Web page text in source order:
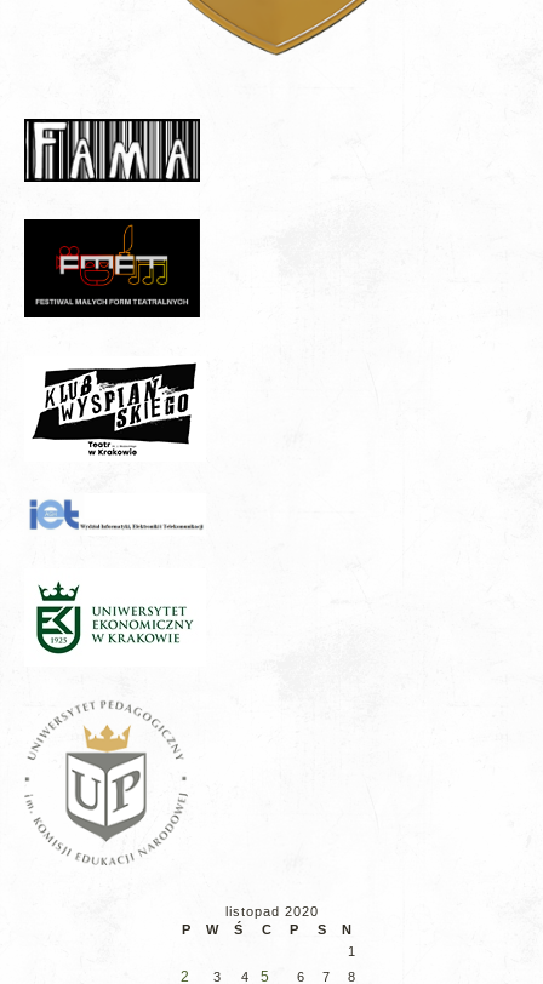
listopad 2020
P
W Ś C P S
N
1
2 3 4 5 6 7 8